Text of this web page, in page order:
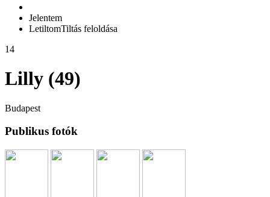
Jelentem
LetiltomTiltás feloldása
14
Lilly (49)
Budapest
Publikus fotók